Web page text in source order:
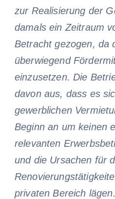
zur Realisierung der
damals ein Zeitraum
Betracht gezogen, da
überwiegend
einzusetzen. Die
davon aus, dass es
gewerblichen
Beginn an um keinen
relevanten
und die Ursachen für
privaten Bereich